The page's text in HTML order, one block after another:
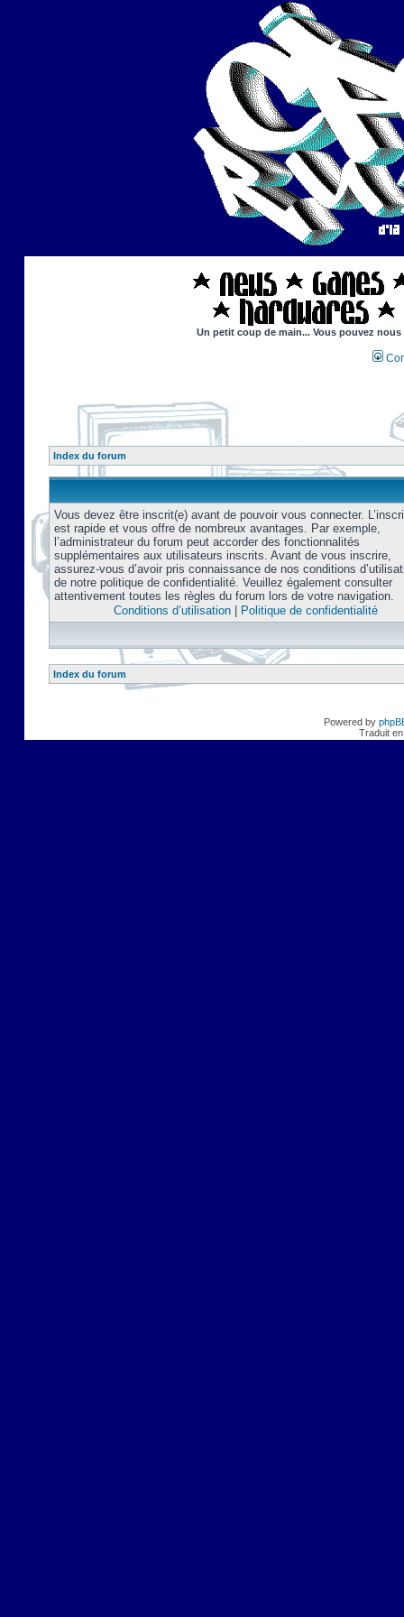
Un petit coup de main... Vous pouvez
Index du forum
Vous devez être inscrit(e) avant de pouvoir vous connecter.
est rapide et vous offre de nombreux avantages. Par exemple,
l’administrateur du forum peut accorder des fonctionnalités
supplémentaires aux utilisateurs inscrits. Avant de vous inscrire,
assurez-vous d’avoir pris connaissance de nos conditions
de notre politique de confidentialité. Veuillez également consulter
attentivement toutes les règles du forum lors de votre navigation.
Conditions d’utilisation| Politique de confidentialité
Index du forum
Powered by
Traduit